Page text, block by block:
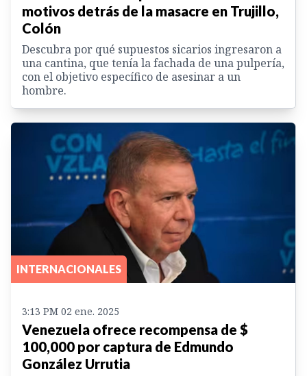
motivos detrás de la masacre en Trujillo,
Colón
Descubra por qué supuestos sicarios ingresaron a
una cantina, que tenía la fachada de una pulpería,
con el objetivo específico de asesinar a un
hombre.
INTERNACIONALES
3:13 PM 02 ene. 2025
Venezuela ofrece recompensa de $
100,000 por captura de Edmundo
González Urrutia